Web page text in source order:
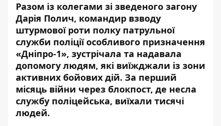
Разом із колегами зі зведеного загону
Дарія Полич, командир взводу
штурмової роти полку патрульної
служби поліції особливого призначення
«Дніпро-1», зустрічала та надавала
допомогу людям, які виїжджали із зони
активних бойових дій. За перший
місяць війни через блокпост, де несла
службу поліцейська, виїхали тисячі
людей.